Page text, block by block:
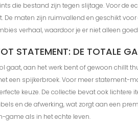
die bestand zijn tegen slijtage. Voor de
De maten zijn ruimvallend en geschikt
verhaal, waardoor je er niet alleen
STATEMENT: DE TOTALE
gaat, aan het werk bent of gewoon chillt
een spijkerbroek. Voor meer statement-
keuze. De collectie bevat ook
en de afwerking, wat zorgt aan een
game als in het echte leven.